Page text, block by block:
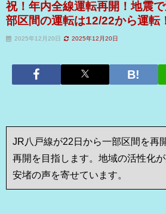
祝！年内全線運転再開！地震
部区間の運転は12/22から運転
2025年12月20日 2025年12月20日
JR八戸線が22日から一部区間を再
再開を目指します。地域の活性化
安堵の声を寄せています。